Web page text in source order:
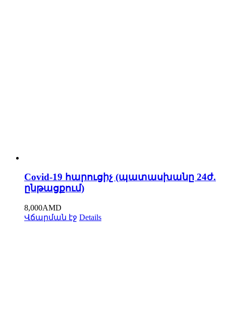
Covid-19 հարուցիչ (պատասխանը 24ժ.
ընթացքում)
8,000AMD
Վճարման էջ Details